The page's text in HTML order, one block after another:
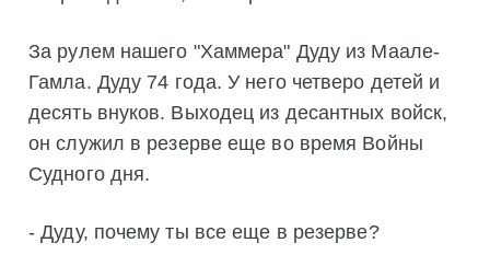
За рулем нашего "Хаммера" Дуду из Маале-
Гамла. Дуду 74 года. У него четверо детей и
десять внуков. Выходец из десантных войск,
он служил в резерве еще во время Войны
Судного дня.
- Дуду, почему ты все еще в резерве?